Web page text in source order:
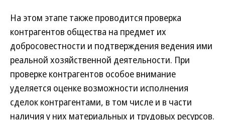
На этом этапе также проводится проверка
контрагентов общества на предмет их
добросовестности и подтверждения ведения ими
реальной хозяйственной деятельности. При
проверке контрагентов особое внимание
уделяется оценке возможности исполнения
сделок контрагентами, в том числе и в части
наличия у них материальных и трудовых ресурсов.